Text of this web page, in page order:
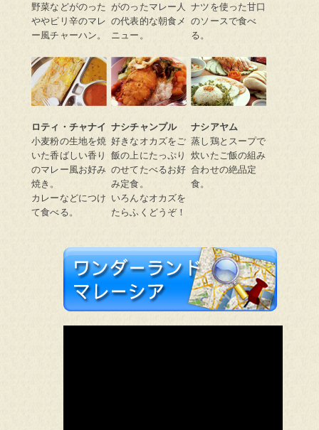
野菜などがのった
ややピリ辛のマレ
ー風チャーハン。
がのったマレー人
の代表的な朝食メ
ニュー。
ナツを使った甘口
のソースで食べ
る。
ロティ・チャナイ
小麦粉の生地を焼
いた香ばしい香り
のマレー風お好み
焼き。
カレーなどにつけ
て食べる。
ナシチャンプル
好きなオカズをご
飯の上にたっぷり
のせてたべるお好
み定食。
いろんなオカズを
たらふくどうぞ！
ナシアヤム
蒸し鶏とスープで
炊いたご飯の組み
合わせの絶品定
食。